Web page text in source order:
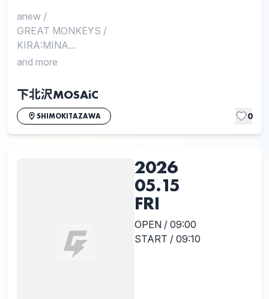
anew /
GREAT MONKEYS /
KIRA:MINA...
and more
下北沢MOSAiC
SHIMOKITAZAWA 0
2026
05.15
FRI
OPEN / 09:00
START / 09:10